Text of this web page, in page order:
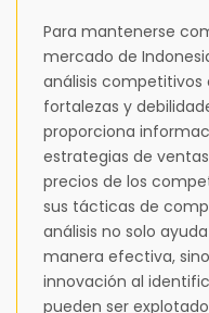
Para mantenerse
mercado de
análisis competitivos
fortalezas y
proporciona
estrategias de
precios de los
sus tácticas de
análisis no solo
manera efectiva,
innovación al
pueden ser